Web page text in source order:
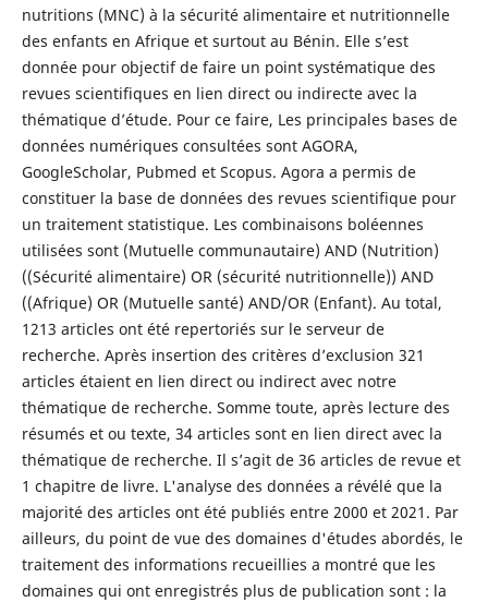
nutritions (MNC) à la sécurité alimentaire et nutritionnelle
des enfants en Afrique et surtout au Bénin. Elle s’est
donnée pour objectif de faire un point systématique des
revues scientifiques en lien direct ou indirecte avec la
thématique d’étude. Pour ce faire, Les principales bases de
données numériques consultées sont AGORA,
GoogleScholar, Pubmed et Scopus. Agora a permis de
constituer la base de données des revues scientifique pour
un traitement statistique. Les combinaisons boléennes
utilisées sont (Mutuelle communautaire) AND (Nutrition)
((Sécurité alimentaire) OR (sécurité nutritionnelle)) AND
((Afrique) OR (Mutuelle santé) AND/OR (Enfant). Au total,
1213 articles ont été repertoriés sur le serveur de
recherche. Après insertion des critères d’exclusion 321
articles étaient en lien direct ou indirect avec notre
thématique de recherche. Somme toute, après lecture des
résumés et ou texte, 34 articles sont en lien direct avec la
thématique de recherche. Il s’agit de 36 articles de revue et
1 chapitre de livre. L'analyse des données a révélé que la
majorité des articles ont été publiés entre 2000 et 2021. Par
ailleurs, du point de vue des domaines d'études abordés, le
traitement des informations recueillies a montré que les
domaines qui ont enregistrés plus de publication sont : la